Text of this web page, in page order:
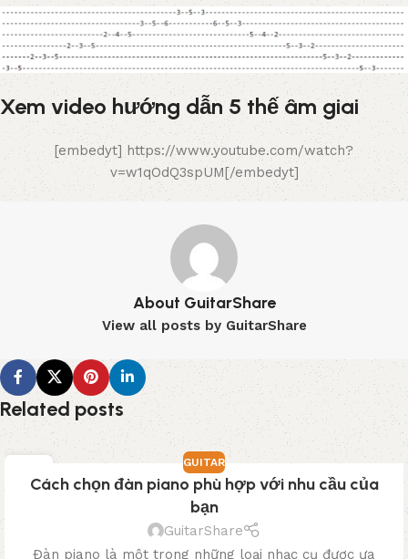
Xem video hướng dẫn 5 thế âm giai
[embedyt] https://www.youtube.com/watch?
v=w1qOdQ3spUM[/embedyt]
About GuitarShare
View all posts by GuitarShare
Related posts
TH3
GUITAR
Cách chọn đàn piano phù hợp với nhu cầu của
bạn
GuitarShare
Đàn piano là một trong những loại nhạc cụ được ưa